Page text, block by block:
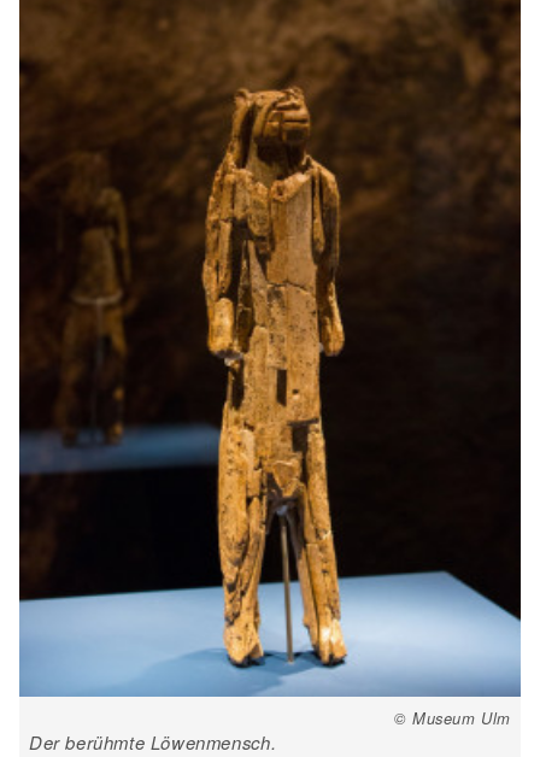
© Museum Ulm
Der berühmte Löwenmensch.